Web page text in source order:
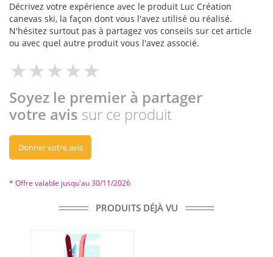
Décrivez votre expérience avec le produit Luc Création
canevas ski, la façon dont vous l'avez utilisé ou réalisé.
N'hésitez surtout pas à partagez vos conseils sur cet article
ou avec quel autre produit vous l'avez associé.
Soyez le premier à partager
votre avis sur ce produit
Donner votre avis
* Offre valable jusqu'au 30/11/2026
PRODUITS DÉJÀ VU